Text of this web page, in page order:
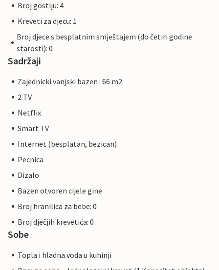
Broj gostiju: 4
Kreveti za djecu: 1
Broj djece s besplatnim smještajem (do četiri godine
starosti): 0
Sadržaji
Zajednicki vanjski bazen : 66 m2
2 TV
Netflix
Smart TV
Internet (besplatan, bezican)
Pecnica
Dizalo
Bazen otvoren cijele gine
Broj hranilica za bebe: 0
Broj dječjih krevetića: 0
Sobe
Topla i hladna voda u kuhinji